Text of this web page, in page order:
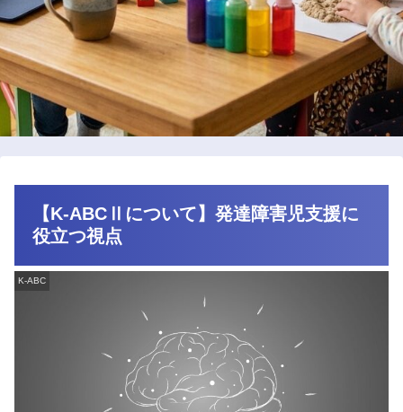
【K-ABCⅡについて】発達障害児支援に
役立つ視点
K-ABC